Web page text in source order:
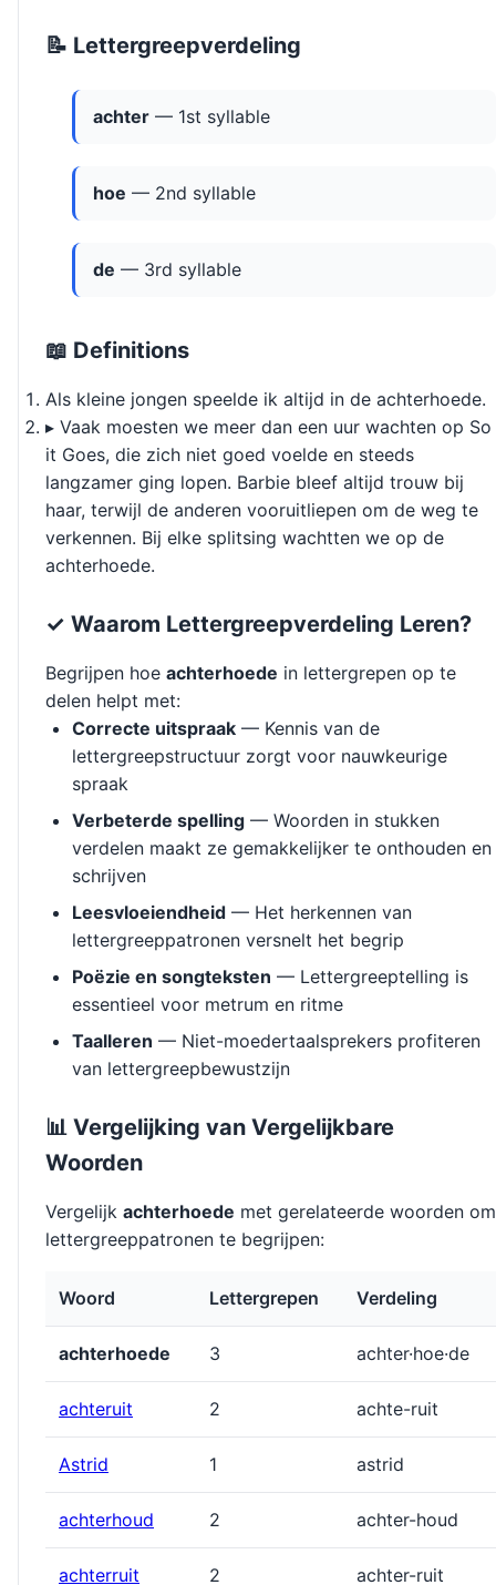
📝 Lettergreepverdeling
achter — 1st syllable
hoe — 2nd syllable
de — 3rd syllable
📖 Definitions
Als kleine jongen speelde ik altijd in de achterhoede.
▸ Vaak moesten we meer dan een uur wachten op So
it Goes, die zich niet goed voelde en steeds
langzamer ging lopen. Barbie bleef altijd trouw bij
haar, terwijl de anderen vooruitliepen om de weg te
verkennen. Bij elke splitsing wachtten we op de
achterhoede.
✓ Waarom Lettergreepverdeling Leren?
Begrijpen hoe achterhoede in lettergrepen op te
delen helpt met:
Correcte uitspraak — Kennis van de
lettergreepstructuur zorgt voor nauwkeurige
spraak
Verbeterde spelling — Woorden in stukken
verdelen maakt ze gemakkelijker te onthouden en
schrijven
Leesvloeiendheid — Het herkennen van
lettergreeppatronen versnelt het begrip
Poëzie en songteksten — Lettergreeptelling is
essentieel voor metrum en ritme
Taalleren — Niet-moedertaalsprekers profiteren
van lettergreepbewustzijn
📊 Vergelijking van Vergelijkbare
Woorden
Vergelijk achterhoede met gerelateerde woorden om
lettergreeppatronen te begrijpen:
Woord Lettergrepen Verdeling
achterhoede 3 achter·hoe·de
achteruit 2 achte-ruit
Astrid 1 astrid
achterhoud 2 achter-houd
achterruit 2 achter-ruit